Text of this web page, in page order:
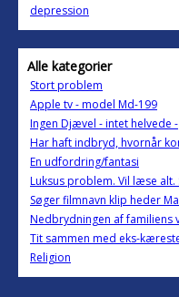
depression
Alle kategorier
Stort problem
Apple tv - model Md-199
Ingen Djævel - intet helvede -
Har haft indbryd, hvornår
En udfordring/fantasi
Luksus problem. Vil læse alt.
Søger filmnavn klip heder
Nedbrydningen af familiens
Tit sammen med eks-
Religion